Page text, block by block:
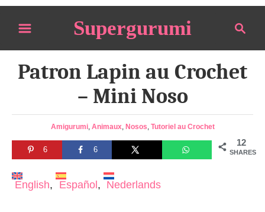
i
a
r
Supergurumi
Patron Lapin au Crochet
– Mini Noso
C
a
o
Amigurumi, Animaux, Nosos, Tutoriel au Crochet
12
SHARES
6 6
English Español Nederlands